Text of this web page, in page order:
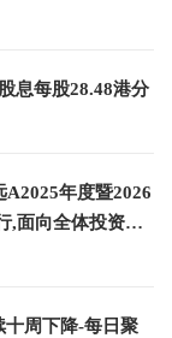
息每股28.48港分
A2025年度暨2026
,面向全体投资者
十周下降-每日聚